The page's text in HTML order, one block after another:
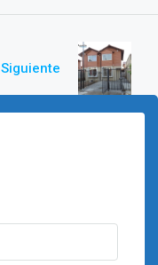
Siguiente